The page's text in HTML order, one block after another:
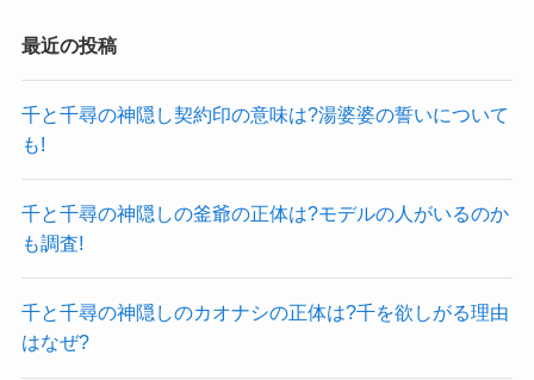
最近の投稿
千と千尋の神隠し契約印の意味は?湯婆婆の誓いについて
も!
千と千尋の神隠しの釜爺の正体は?モデルの人がいるのか
も調査!
千と千尋の神隠しのカオナシの正体は?千を欲しがる理由
はなぜ?